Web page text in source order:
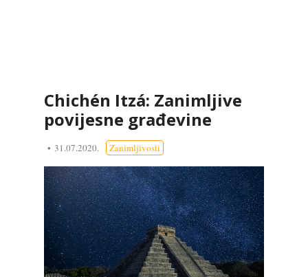
Chichén Itzá: Zanimljive
povijesne građevine
31.07.2020. Zanimljivosti